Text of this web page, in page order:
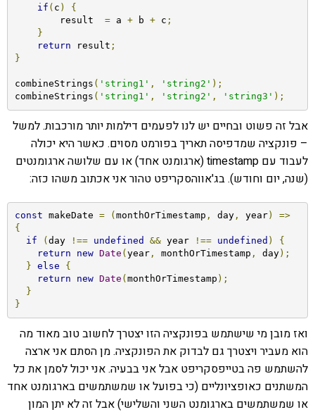
if ( c )
{
        result
= a + b + c ;
}
return result ;
}
combineStrings ( 'string1' , 'string2' );
combineStrings ( 'string1' , 'string2' , 'string3' );
אבל זה פשוט ובחיים יש לנו לפעמים דילמות יותר מורכבות. למשל
– פונקציה שמדפיסה תאריך בפורמט מסוים. כאשר היא יכולה
לעבוד עם timestamp (ארגומנט אחד) או עם שלושה ארגומנטים
(שנה, יום וחודש). בג'אווהסקריפט טהור אני אכתוב משהו כזה:
const makeDate = ( monthOrTimestamp , day, year)
=>
{
if
( day !== undefined && year !== undefined )
{
return
new Date ( year, monthOrTimestamp , day);
} else
{
return
new Date ( monthOrTimestamp );
}
}
ואז מובן מי שישתמש בפונקציה הזו יצטרך לחשוב טוב מאוד מה
הוא מעביר ויצטרך גם לבדוק את הפונקציה. מן הסתם אני ארצה
להשתמש פה בטייפסקריפט אבל אני בבעיה. אני יכול לסמן את כל
המשתנים כאופציונליים (כי בפועל או שמשתמשים בארגומנט אחד
או שמשתמשים בארגומנט השני והשלישי) אבל זה לא יתן המון